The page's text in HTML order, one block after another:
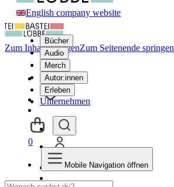
English company website
Bücher
Audio
Merch
Autor:innen
Erleben
Unternehmen
Zum Inhalt springenZum Seitenende springen
0
Mobile Navigation öffnen